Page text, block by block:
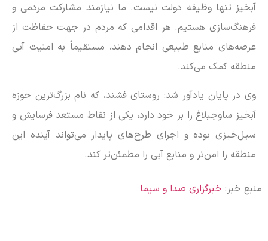
آبخیز تنها وظیفه دولت نیست. ما نیازمند مشارکت مردمی و
فرهنگ‌سازی هستیم. هر اقدامی که مردم در جهت حفاظت از
عرصه‌های منابع طبیعی انجام دهند، مستقیماً به امنیت آبی
منطقه کمک می‌کند.
وی در پایان یادآور شد: روستای فشند، که نام بزرگ‌ترین حوزه
آبخیز ساوجبلاغ را بر خود دارد، یکی از نقاط مستعد فرسایش و
سیل‌خیزی بوده و اجرای طرح‌های پایدار می‌تواند آینده این
منطقه را امن‌تر و منابع آبی را مطمئن‌تر کند.
منبع خبر: خبرگزاری صدا و سیما